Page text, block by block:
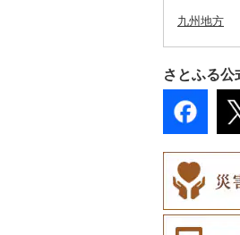
室蘭市
士幌町
倶知安
天塩町
京極町
新十津川
江別市
中島村
伊達
川内
平田
飯舘
楢葉
古河市
上里町
川口
飯能
長瀞
羽生
坂戸
横芝
多古
白子
栄町
香取
銚子
小金
墨田
東久
利島
瑞穂
府中
愛川町
山北
真鶴
清川
開成
神奈
阿賀町
出雲
魚沼
佐渡
燕市
関川
氷見市
朝日
高岡
魚津
砺波
黒部
羽咋市
七尾
白山
穴水
輪島
石川
福井県
美浜
小浜
越前
若狭
高浜
山梨県
富士
甲斐
山梨
大月
長野県
高森
御代
青木
岐阜県
養老
池田
静岡県
静岡
愛知県
清須
伊賀市
木曽
多気
松阪
桑名
明和
長浜市
高島
草津
近江
竜王
湖南
京都府
宮津
伊根
与謝
福知
城陽
大阪府
茨木
豊能
枚方
泉佐
兵庫県
上郡
神河
太子
奈良県
曽爾
宇陀
和歌山
有田
鳥取
米子
大山
琴浦
日野
北栄
島根県
雲南
海士
津和
飯南
知夫
岡山県
津山
西粟
久米
新見
広島県
安芸
世羅
廿日
山口県
柳井
山口
徳島県
阿波
牟岐
那賀
三好
藍住
香川県
高松
直島
さぬ
三豊
愛媛県
今治
鬼北
八幡
高知県
香美
芸西
九州地方
福岡県
那珂
添田
大刀
苅田
佐賀県
嬉野
佐
江北
長崎県
松浦
諫早
熊本県
湯前
大分県
九重
宮崎県
さとふる公